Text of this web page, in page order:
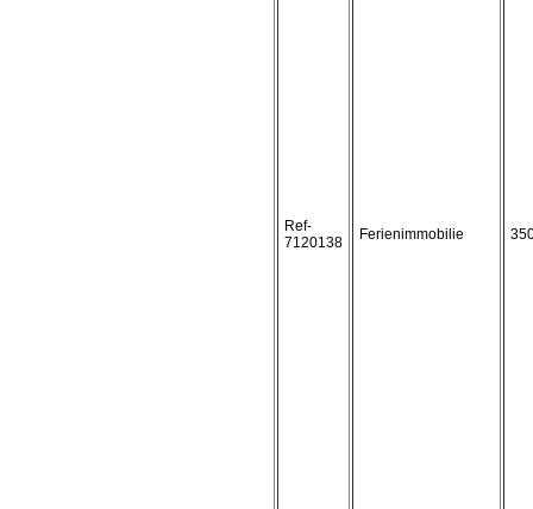
Ref-
7120138
Ferienimmobilie